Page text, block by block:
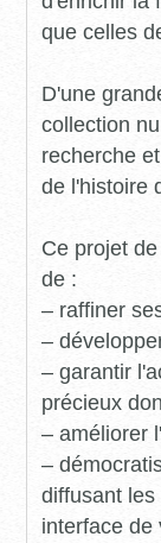
que celles
D'une
collection
recherche
de l'histoire
Ce projet
de :
– raffiner
–
– garantir
précieux
– améliorer
–
diffusant
interface de